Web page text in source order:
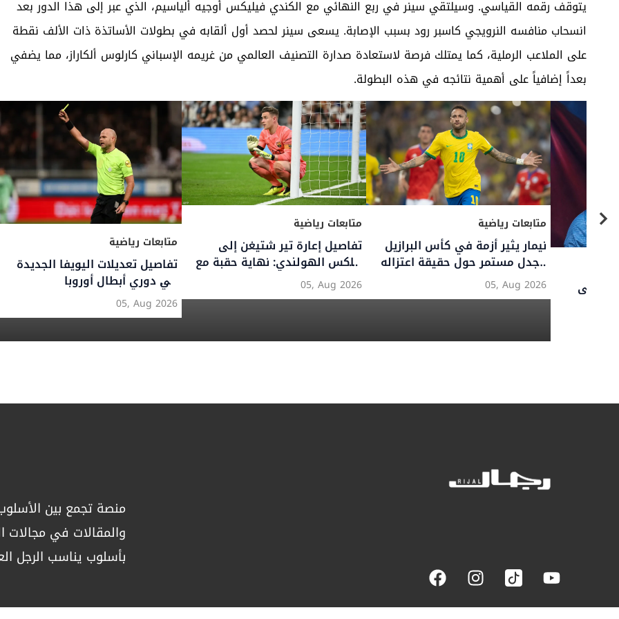
يتوقف رقمه القياسي. وسيلتقي سينر في ربع النهائي مع الكندي فيليكس أوجيه ألياسيم، الذي عبر إلى هذا الدور بعد
انسحاب منافسه النرويجي كاسبر رود بسبب الإصابة. يسعى سينر لحصد أول ألقابه في بطولات الأساتذة ذات الألف نقطة
على الملاعب الرملية، كما يمتلك فرصة لاستعادة صدارة التصنيف العالمي من غريمه الإسباني كارلوس ألكاراز، مما يضفي
بعداً إضافياً على أهمية نتائجه في هذه البطولة.
متابعات رياضية
تفاصيل انتقال محمد
طرابزون سبور التركي
متابعات رياضية
النادي الرياضي يُتوج بطلاً لدوري
السلة اللبناني 2025-2026
04, Aug 2026
متابعات رياضية
ليفربول يقدم عرضاً ضخماً لضم
برادلي باركولا من باريس سان
جيرمان
04, Aug 2026
مشروع إعادة بناء
منصة تجمع بين
والمقالات في مجالات
بأسلوب يناسب الرجل